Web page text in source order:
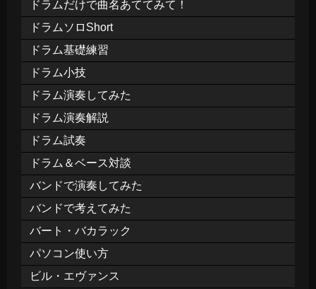
ドラムだけで曲名あててみて！
ドラムソロShort
ドラム基礎練習
ドラム小技
ドラム演奏してみた
ドラム演奏解説
ドラム試奏
ドラム＆ベース対談
バンドで演奏してみた
バンドで考えてみた
バート・バカラック
パソコン使い方
ビル・エヴァンス